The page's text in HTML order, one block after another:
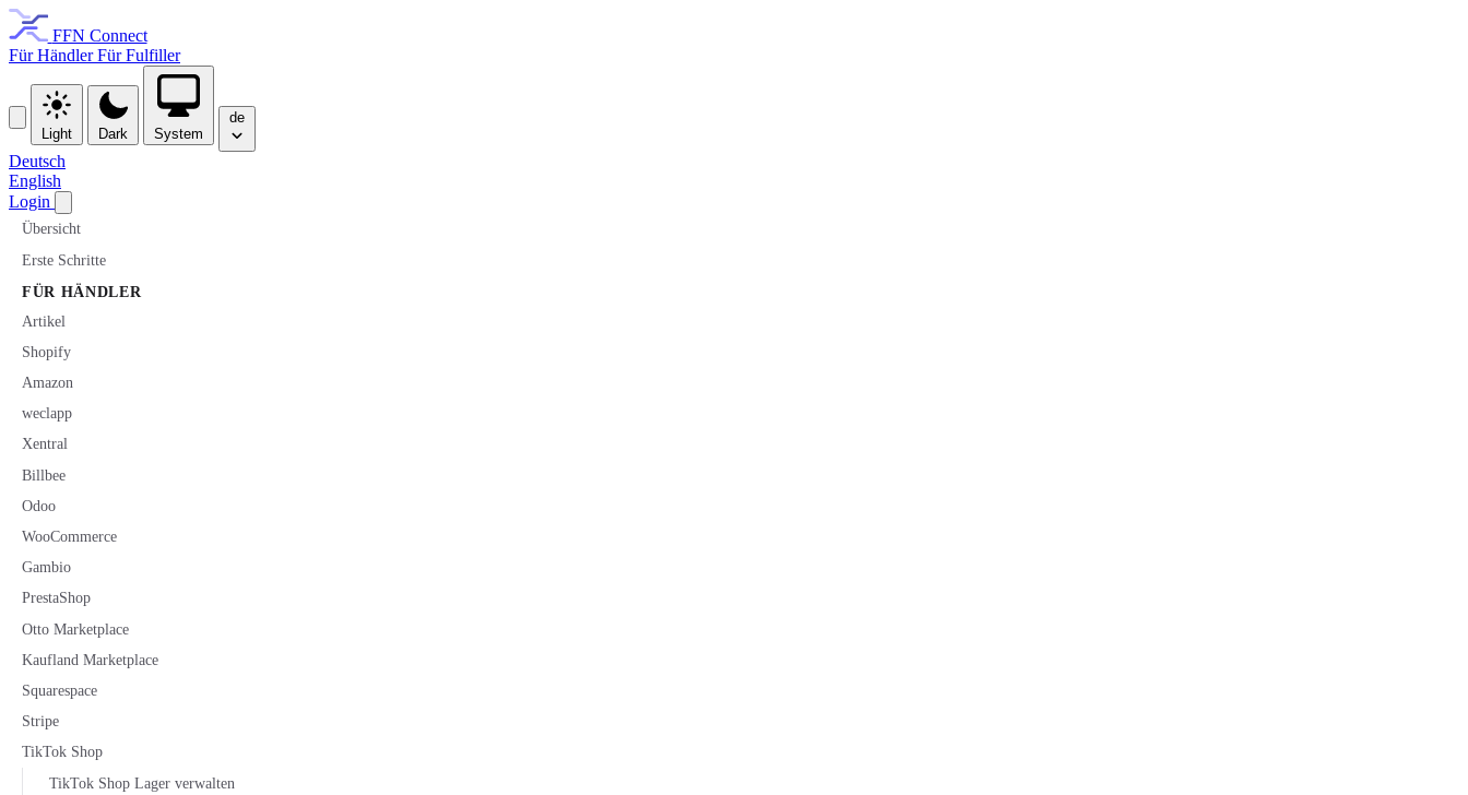
FFN Connect
Für HändlerFür Fulfiller
Light Dark System
de
Deutsch
English
Login
Übersicht
Erste Schritte
FÜR HÄNDLER
Artikel
Shopify
Amazon
weclapp
Xentral
Billbee
Odoo
WooCommerce
Gambio
PrestaShop
Otto Marketplace
Kaufland Marketplace
Squarespace
Stripe
TikTok Shop
TikTok Shop Lager verwalten